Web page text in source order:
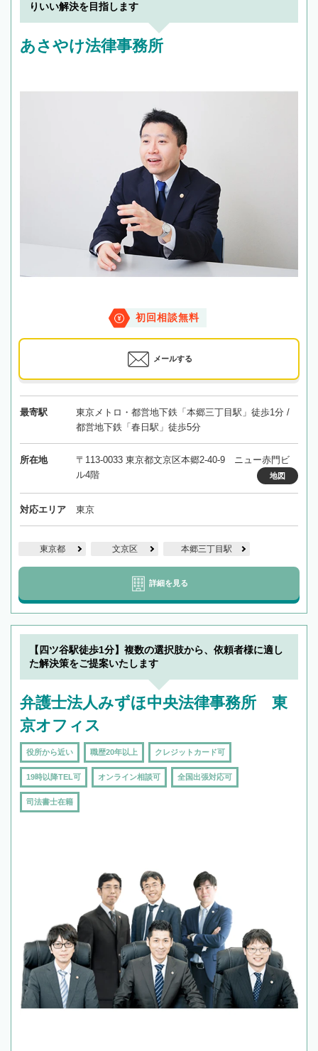
りいい解決を目指します
あさやけ法律事務所
初回相談無料
メールする
最寄駅
東京メトロ・都営地下鉄「本郷三丁目駅」徒歩1分 /
都営地下鉄「春日駅」徒歩5分
所在地
〒113-0033 東京都文京区本郷2-40-9 ニュー赤門ビ
ル4階
地図
対応エリア 東京
東京都 文京区 本郷三丁目駅
詳細を見る
【四ツ谷駅徒歩1分】複数の選択肢から、依頼者様に適し
た解決策をご提案いたします
弁護士法人みずほ中央法律事務所 東
京オフィス
役所から近い 職歴20年以上 クレジットカード可
19時以降TEL可 オンライン相談可 全国出張対応可
司法書士在籍